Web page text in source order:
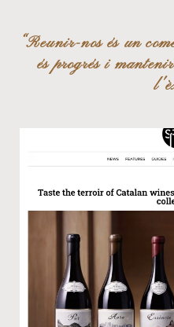
“Reunir-nos és un
és progrés i